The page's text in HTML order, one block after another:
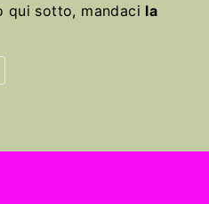
qui sotto, mandaci la